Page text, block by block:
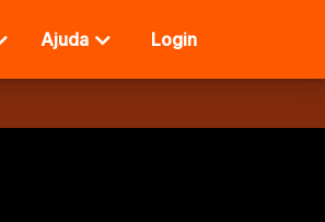
Ajuda Login